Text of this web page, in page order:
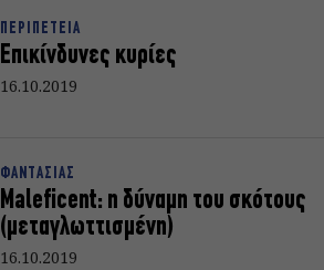
ΠΕΡΙΠΕΤΕΙΑ
Επικίνδυνες κυρίες
16.10.2019
ΦΑΝΤΑΣΙΑΣ
Maleficent: η δύναμη του σκότους
(μεταγλωττισμένη)
16.10.2019